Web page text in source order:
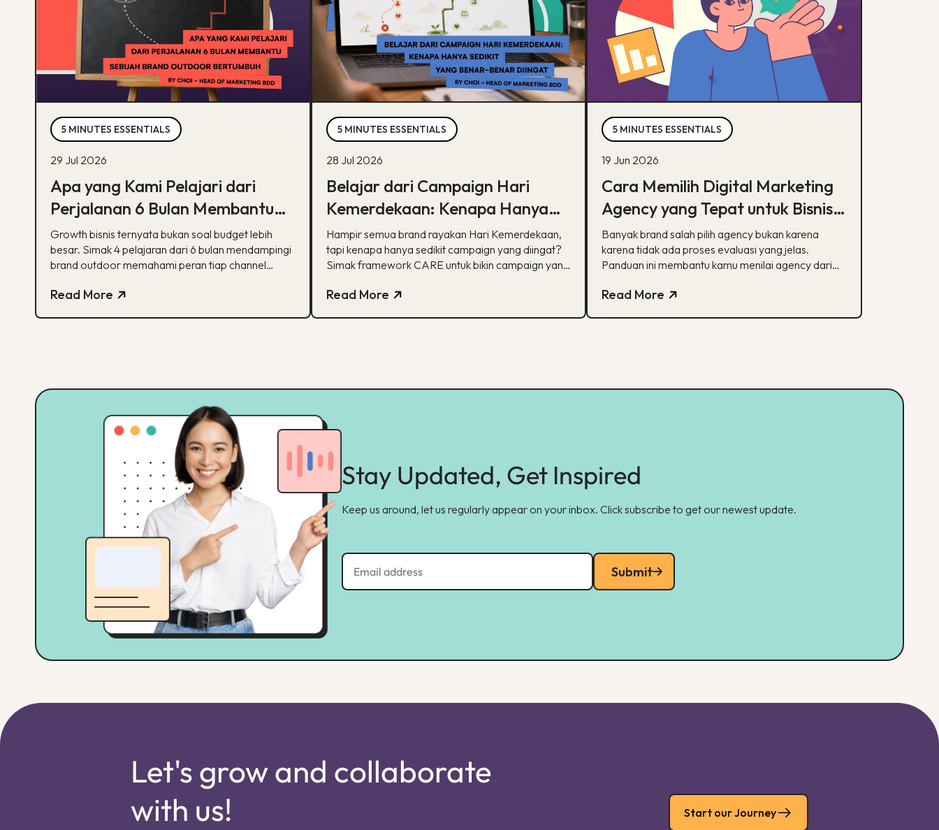
5 MINUTES ESSENTIALS
29 Jul 2026
Apa yang Kami Pelajari dari
Perjalanan 6 Bulan Membantu
Sebuah Brand Outdoor
Bertumbuh
Growth bisnis ternyata bukan soal budget lebih
besar. Simak 4 pelajaran dari 6 bulan mendampingi
brand outdoor memahami peran tiap channel
Read More
5 MINUTES ESSENTIALS
28 Jul 2026
Belajar dari Campaign Hari
Kemerdekaan: Kenapa Hanya
Sedikit yang Benar-Benar
Diingat?
Hampir semua brand rayakan Hari Kemerdekaan,
tapi kenapa hanya sedikit campaign yang diingat?
Simak framework CARE untuk bikin campaign yang
Read More
5 MINUTES ESSENTIALS
19 Jun 2026
Cara Memilih Digital Marketing
Agency yang Tepat untuk Bisnis
Kamu
Banyak brand salah pilih agency bukan karena
karena tidak ada proses evaluasi yang jelas.
Panduan ini membantu kamu menilai agency dari
pelaporan.
Read More
Stay Updated, Get Inspired
Keep us around, let us regularly appear on your inbox. Click subscribe to get our newest update.
Submit
Let's grow and collaborate
with us!
Start our Journey